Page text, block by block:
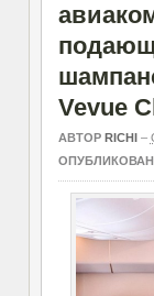
Vevue
АВТОР RICHI –